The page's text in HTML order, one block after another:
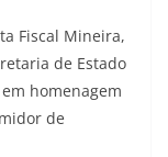
Fiscal Mineira,
de Estado
homenagem
de